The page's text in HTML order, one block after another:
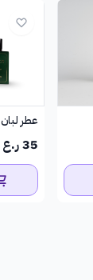
عطر لبان لاكشري
35 ر.ع